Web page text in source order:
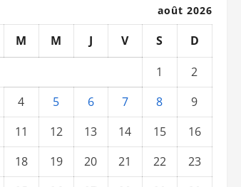
août 2026
M M J V S
D
1
2
4 5 6 7 8
9
11 12 13 14 15
16
18 19 20 21 22
23